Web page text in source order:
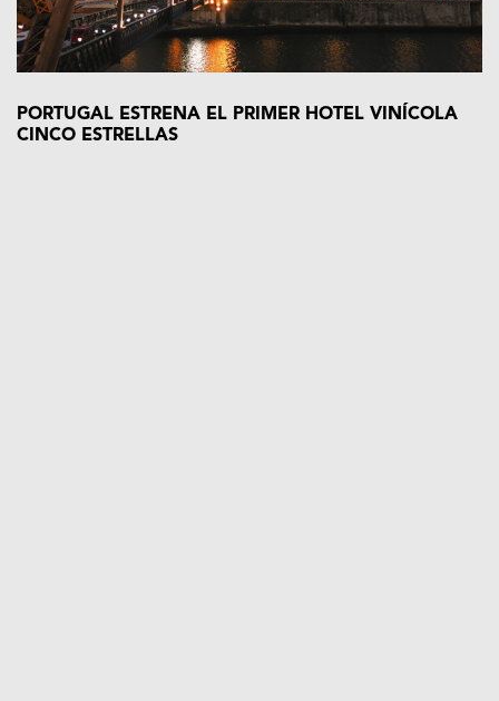
PORTUGAL ESTRENA EL PRIMER HOTEL VINÍCOLA
CINCO ESTRELLAS